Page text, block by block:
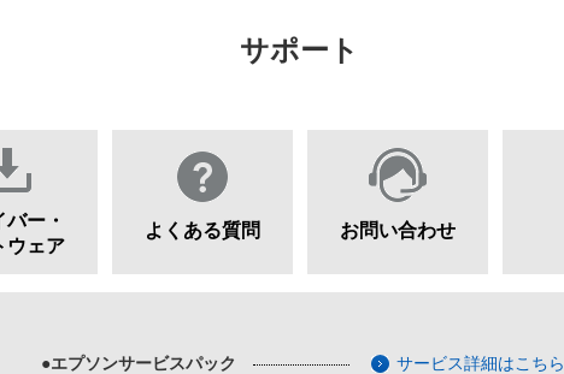
サポート
バー・
ウェア
よくある質問 お問い合わせ
●エプソンサービスパック サービス詳細はこちら